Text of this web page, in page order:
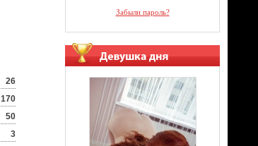
26
170
50
3
Забыли пароль?